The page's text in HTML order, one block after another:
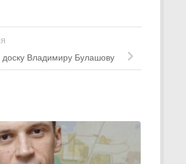
Владимиру Булашову